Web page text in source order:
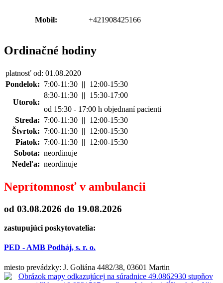
Mobil: +421908425166
Ordinačné hodiny
platnosť od: 01.08.2020
Pondelok: 7:00-11:30 || 12:00-15:30
Utorok:
8:30-11:30 || 15:30-17:00
od 15:30 - 17:00 h objednaní pacienti
Streda: 7:00-11:30 || 12:00-15:30
Štvrtok: 7:00-11:30 || 12:00-15:30
Piatok: 7:00-11:30 || 12:00-15:30
Sobota: neordinuje
Nedeľa: neordinuje
Neprítomnosť v ambulancii
od 03.08.2026 do 19.08.2026
zastupujúci poskytovatelia:
PED - AMB Podháj, s. r. o.
miesto prevádzky: J. Goliána 4482/38, 03601 Martin